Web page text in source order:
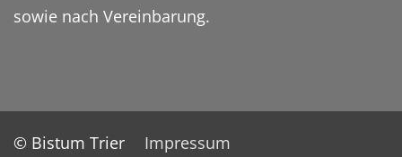
sowie nach Vereinbarung.
© Bistum Trier
Impressum